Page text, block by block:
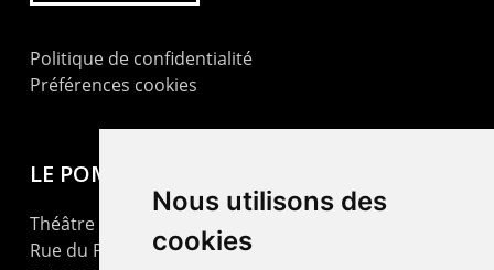
Nous utilisons des
cookies
Politique de confidentialité
Préférences cookies
LE POMMIER
Théâtre – Centre Culturel Neuchâtelois
Rue du Pommier 9